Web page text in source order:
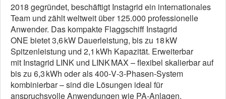
2018 gegründet, beschäftigt Instagrid ein internationales
Team und zählt weltweit über 125.000 professionelle
Anwender. Das kompakte Flaggschiff Instagrid
ONE bietet 3,6 kW Dauerleistung, bis zu 18 kW
Spitzenleistung und 2,1 kWh Kapazität. Erweiterbar
mit Instagrid LINK und LINK MAX – flexibel skalierbar auf
bis zu 6,3 kWh oder als 400‑V‑3‑Phasen-System
kombinierbar – sind die Lösungen ideal für
anspruchsvolle Anwendungen wie PA-Anlagen,